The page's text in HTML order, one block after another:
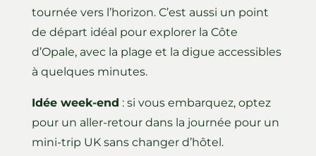
tournée vers l’horizon. C’est aussi un point
de départ idéal pour explorer la Côte
d’Opale, avec la plage et la digue accessibles
à quelques minutes.
Idée week-end : si vous embarquez, optez
pour un aller-retour dans la journée pour un
mini-trip UK sans changer d’hôtel.